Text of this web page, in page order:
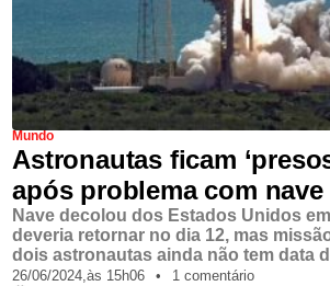
Mundo
Astronautas ficam
após problema com nave
Nave decolou dos Estados Unidos
deveria retornar no dia 12, mas
dois astronautas ainda não tem data
26/06/2024,às 15h06 • 1 comentário